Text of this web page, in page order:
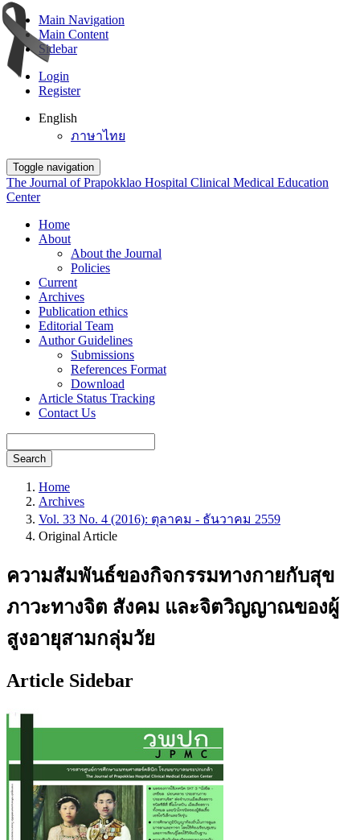
Main Navigation
Main Content
Sidebar
Login
Register
English
ภาษาไทย
Toggle navigation
The Journal of Prapokklao Hospital Clinical Medical Education
Center
Home
About
About the Journal
Policies
Current
Archives
Publication ethics
Editorial Team
Author Guidelines
Submissions
References Format
Download
Article Status Tracking
Contact Us
Search
Home
Archives
Vol. 33 No. 4 (2016): ตุลาคม - ธันวาคม 2559
Original Article
ความสัมพันธ์ของกิจกรรมทางกายกับสุข
ภาวะทางจิต สังคม และจิตวิญญาณของผู้
สูงอายุสามกลุ่มวัย
Article Sidebar